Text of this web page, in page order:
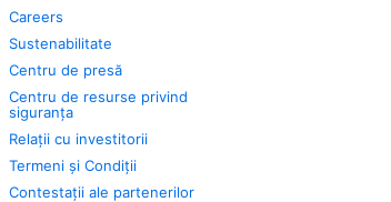
Careers
Sustenabilitate
Centru de presă
Centru de resurse privind
siguranța
Relații cu investitorii
Termeni și Condiții
Contestații ale partenerilor